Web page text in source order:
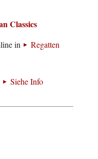
Classics
in
Regatten
Siehe Info